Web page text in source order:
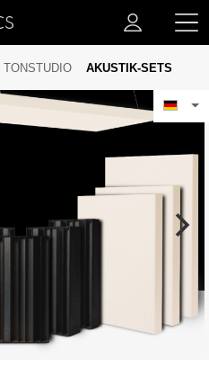
TONSTUDIO AKUSTIK-SETS